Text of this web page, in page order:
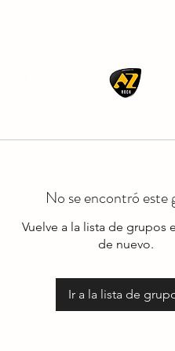
No se encontró este
Vuelve a la lista de grupos
de nuevo.
Ir a la lista de